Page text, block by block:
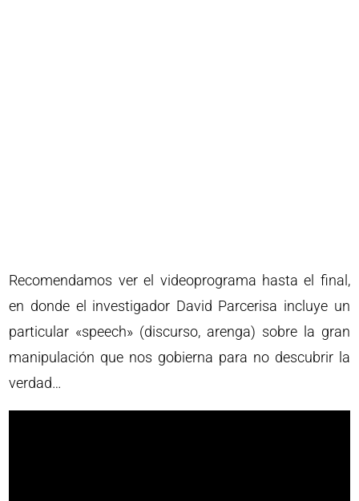
Recomendamos ver el videoprograma hasta el final,
en donde el investigador David Parcerisa incluye un
particular «speech» (discurso, arenga) sobre la gran
manipulación que nos gobierna para no descubrir la
verdad…